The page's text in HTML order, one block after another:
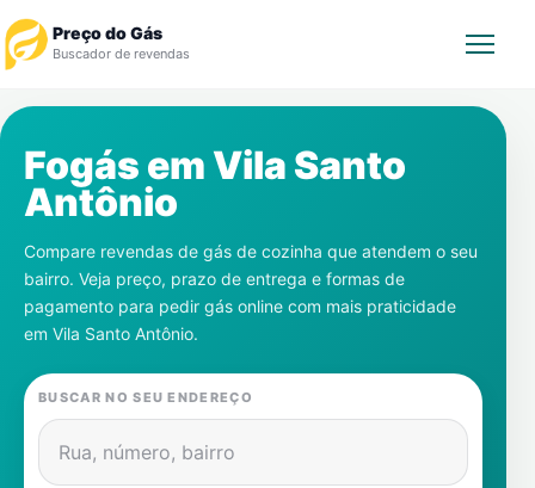
Preço do Gás
Buscador de revendas
Revendedor
Notícias
Cadastre-se
Gás
Contatos
Fogás em Vila Santo
Antônio
Compare revendas de gás de cozinha que atendem o seu
bairro. Veja preço, prazo de entrega e formas de
pagamento para pedir gás online com mais praticidade
em Vila Santo Antônio.
BUSCAR NO SEU ENDEREÇO
Rua, número, bairro